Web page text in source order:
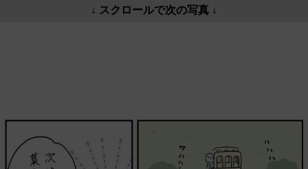
↓ スクロールで次の写真 ↓